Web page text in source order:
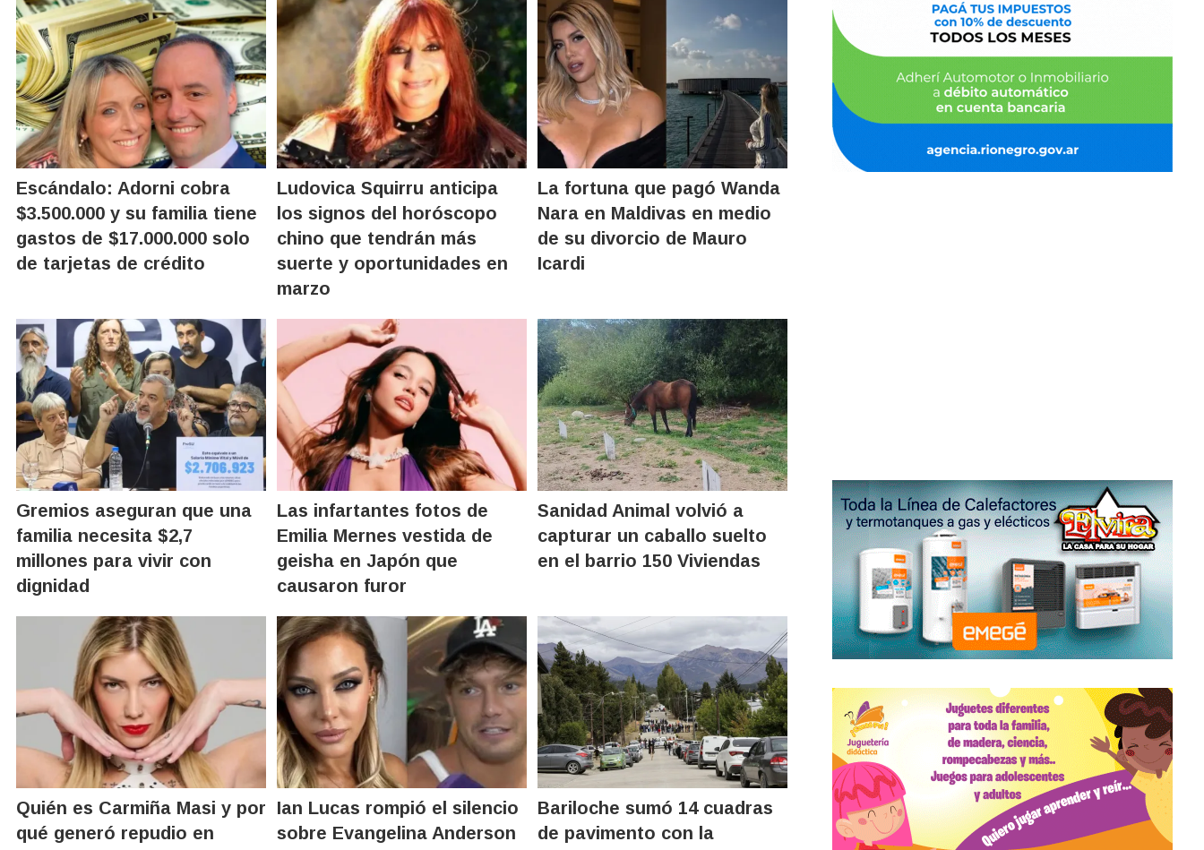
Escándalo: Adorni cobra
$3.500.000 y su familia tiene
gastos de $17.000.000 solo
de tarjetas de crédito
Ludovica Squirru anticipa
los signos del horóscopo
chino que tendrán más
suerte y oportunidades en
marzo
La fortuna que pagó Wanda
Nara en Maldivas en medio
de su divorcio de Mauro
Icardi
Gremios aseguran que una
familia necesita $2,7
millones para vivir con
dignidad
Las infartantes fotos de
Emilia Mernes vestida de
geisha en Japón que
causaron furor
Sanidad Animal volvió a
capturar un caballo suelto
en el barrio 150 Viviendas
Quién es Carmiña Masi y por
qué generó repudio en
Ian Lucas rompió el silencio
sobre Evangelina Anderson
Bariloche sumó 14 cuadras
de pavimento con la